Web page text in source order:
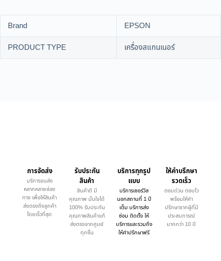
Brand
EPSON
PRODUCT TYPE
เครื่องสแกนเนอร์
การจัดส่ง
บริการขนส่ง
หลากหลายช่อง
ทาง เพื่อให้สินค้า
ส่งตรงถึงลูกค้า
โดยเร็วที่สุด
รับประกัน
สินค้า
สินค้าดี มี
คุณภาพ มั่นใจได้
100% รับประกัน
คุณภาพสินค้าแท้
ส่งตรงจากศูนย์
ทุกชิ้น
บริการทุกรูป
แบบ
บริการเซอร์วิส
นอกสถานที่ 1 ปี
เต็ม บริการส่ง
ซ่อม ติดตั้ง ให้
บริการและรวมถึง
ให้คำปรึกษาฟรี
ให้คำบรึกษา
รวดเร็ว
ตอบด่วน ตอบไว
พร้อมให้คำ
ปรึกษาจากผู้ที่มี
ประสบการณ์
มากกว่า 10 ปี